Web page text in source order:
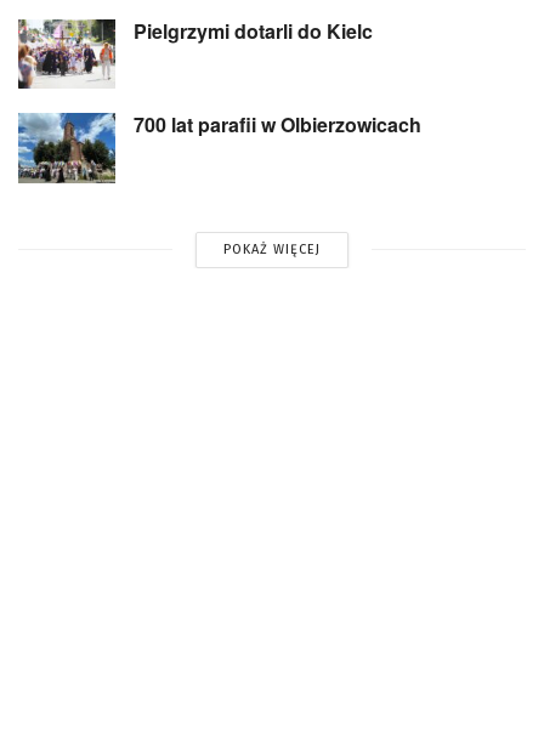
Pielgrzymi dotarli do Kielc
700 lat parafii w Olbierzowicach
POKAŻ WIĘCEJ